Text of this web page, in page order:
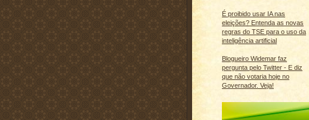
É proibido usar IA nas
eleições? Entenda as novas
regras do TSE para o uso da
inteligência artificial
Blogueiro Widemar faz
pergunta pelo Twitter - E diz
que não votaria hoje no
Governador. Veja!